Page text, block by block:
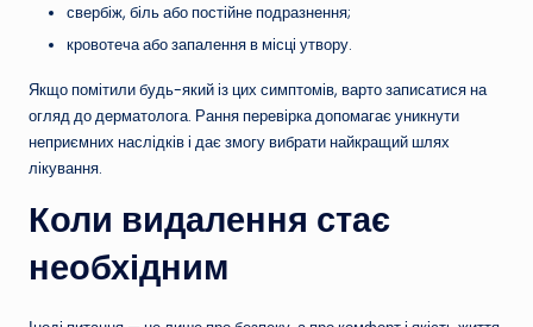
свербіж, біль або постійне подразнення;
кровотеча або запалення в місці утвору.
Якщо помітили будь-який із цих симптомів, варто записатися на
огляд до дерматолога. Рання перевірка допомагає уникнути
неприємних наслідків і дає змогу вибрати найкращий шлях
лікування.
Коли видалення стає
необхідним